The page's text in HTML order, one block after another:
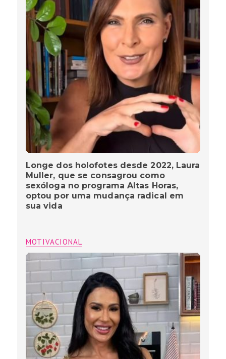
Longe dos holofotes desde 2022, Laura
Muller, que se consagrou como
sexóloga no programa Altas Horas,
optou por uma mudança radical em
sua vida
MOTIVACIONAL